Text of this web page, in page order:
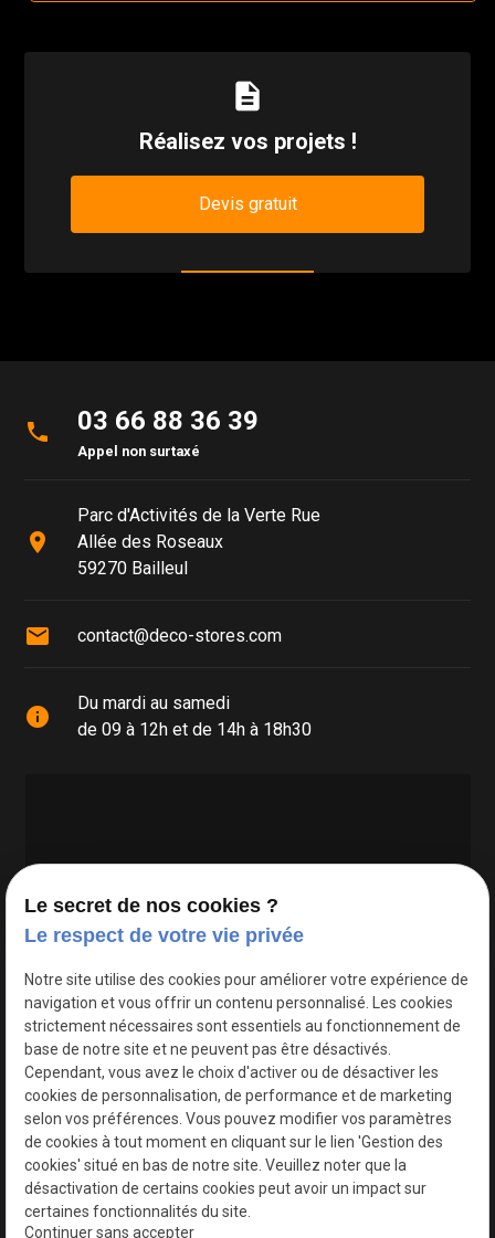
description
Réalisez vos projets !
Devis gratuit
phone 03 66 88 36 39
Appel non surtaxé
place
Parc d'Activités de la Verte Rue
Allée des Roseaux
59270 Bailleul
mail contact@deco-stores.com
info
Du mardi au samedi
de 09 à 12h et de 14h à 18h30
Google Maps Search API est désactivé.
Le secret de nos cookies ?
Le respect de votre vie privée
Notre site utilise des cookies pour améliorer votre expérience de
navigation et vous offrir un contenu personnalisé. Les cookies
strictement nécessaires sont essentiels au fonctionnement de
base de notre site et ne peuvent pas être désactivés.
Cependant, vous avez le choix d'activer ou de désactiver les
cookies de personnalisation, de performance et de marketing
selon vos préférences. Vous pouvez modifier vos paramètres
de cookies à tout moment en cliquant sur le lien 'Gestion des
cookies' situé en bas de notre site. Veuillez noter que la
désactivation de certains cookies peut avoir un impact sur
certaines fonctionnalités du site.
Continuer sans accepter